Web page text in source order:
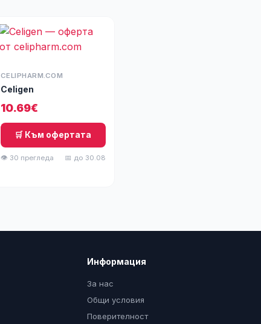
CELIPHARM.COM
Celigen
10.69€
🛒 Към офертата
👁 30 прегледа 📅 до 30.08
Информация
За нас
Общи условия
Поверителност